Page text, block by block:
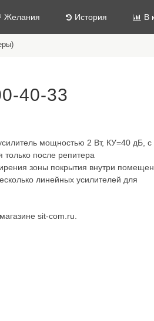
Желания История В
40-33
мощностью 2 Вт, КУ=40 дБ, с
после репитера
зоны покрытия внутри
линейных усилителей для
sit-com.ru.